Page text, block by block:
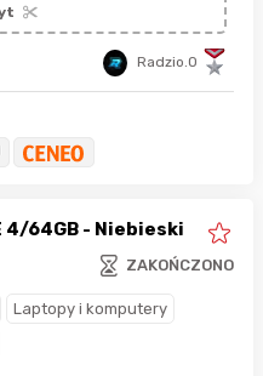
Radzio.O
4/64GB - Niebieski
ZAKOŃCZONO
Laptopy i komputery